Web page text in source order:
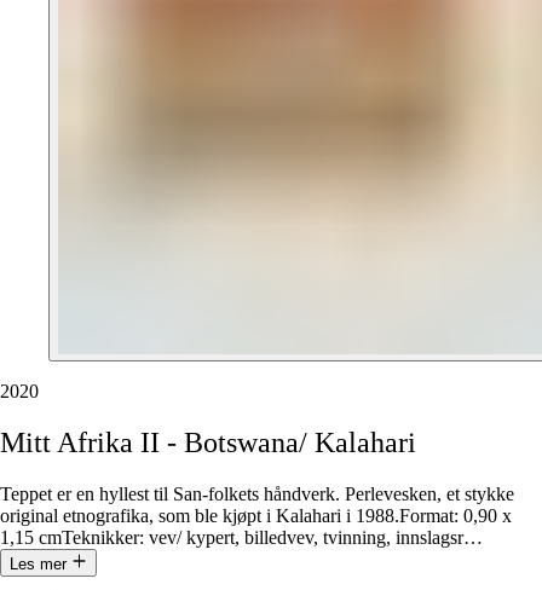
2020
MittAfrika II - Botswana/ Kalahari
Teppet er en hyllest til San-folkets håndverk. Perlevesken, et stykke
original etnografika, som ble kjøpt i Kalahari i 1988.Format: 0,90 x
1,15 cmTeknikker: vev/ kypert, billedvev, tvinning, innslagsr…
Les mer